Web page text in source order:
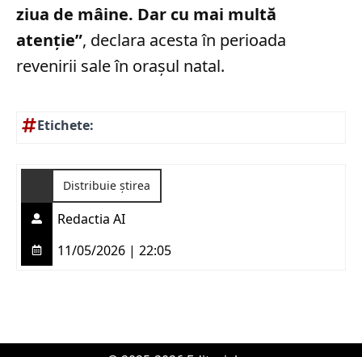
ziua de mâine. Dar cu mai multă
atenţie”, declara acesta în perioada
revenirii sale în orașul natal.
Etichete:
Distribuie știrea
Redactia AI
11/05/2026 | 22:05